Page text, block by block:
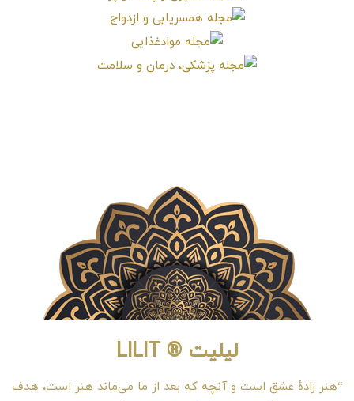
لیلیت ® LILIT
“هنر زادهٔ عشق است و آنچه که بعد از ما می‌ماند هنر است، هدف